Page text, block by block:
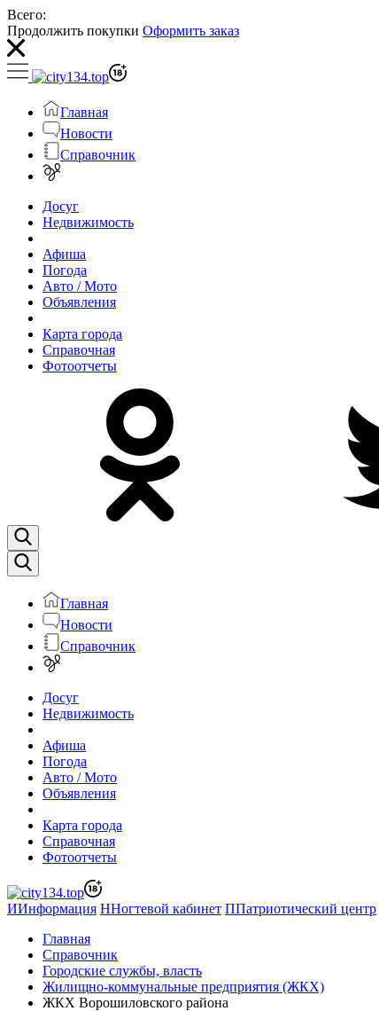
Всего:
Продолжить покупки Оформить заказ
Главная
Новости
Справочник
Досуг
Недвижимость
Афиша
Погода
Авто / Мото
Объявления
Карта города
Справочная
Фотоотчеты
Главная
Новости
Справочник
Досуг
Недвижимость
Афиша
Погода
Авто / Мото
Объявления
Карта города
Справочная
Фотоотчеты
ИИнформация ННогтевой кабинет ППатриотический центр
Главная
Справочник
Городские службы, власть
Жилищно-коммунальные предприятия (ЖКХ)
ЖКХ Ворошиловского района